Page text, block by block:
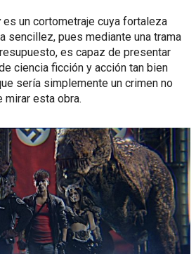
es un cortometraje cuya fortaleza
sencillez, pues mediante una trama
es capaz de presentar
ciencia ficción y acción tan bien
sería simplemente un crimen no
mirar esta obra.